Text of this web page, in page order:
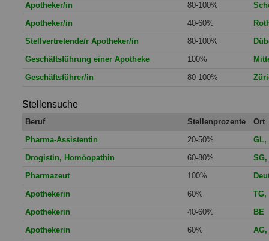
Apotheker/in
80-100%
Apotheker/in
40-60%
Stellvertretende/r Apotheker/in
80-100%
Geschäftsführung einer Apotheke
100%
Geschäftsführer/in
80-100%
Stellensuche
Beruf Stellenprozente
Ort
Pharma-Assistentin
20-50%
GL,
Drogistin, Homöopathin
60-80%
SG,
Pharmazeut
100%
Apothekerin
60%
TG,
Apothekerin
40-60%
BE
Apothekerin
60%